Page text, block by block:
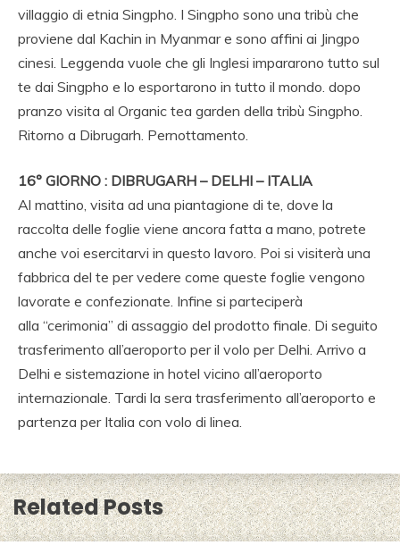
villaggio di etnia Singpho. I Singpho sono una tribù che
proviene dal Kachin in Myanmar e sono affini ai Jingpo
cinesi. Leggenda vuole che gli Inglesi impararono tutto sul
te dai Singpho e lo esportarono in tutto il mondo. dopo
pranzo visita al Organic tea garden della tribù Singpho.
Ritorno a Dibrugarh. Pernottamento.
16° GIORNO : DIBRUGARH – DELHI – ITALIA
Al mattino, visita ad una piantagione di te, dove la
raccolta delle foglie viene ancora fatta a mano, potrete
anche voi esercitarvi in questo lavoro. Poi si visiterà una
fabbrica del te per vedere come queste foglie vengono
lavorate e confezionate. Infine si parteciperà
alla “cerimonia” di assaggio del prodotto finale. Di seguito
trasferimento all’aeroporto per il volo per Delhi. Arrivo a
Delhi e sistemazione in hotel vicino all’aeroporto
internazionale. Tardi la sera trasferimento all’aeroporto e
partenza per Italia con volo di linea.
Related Posts